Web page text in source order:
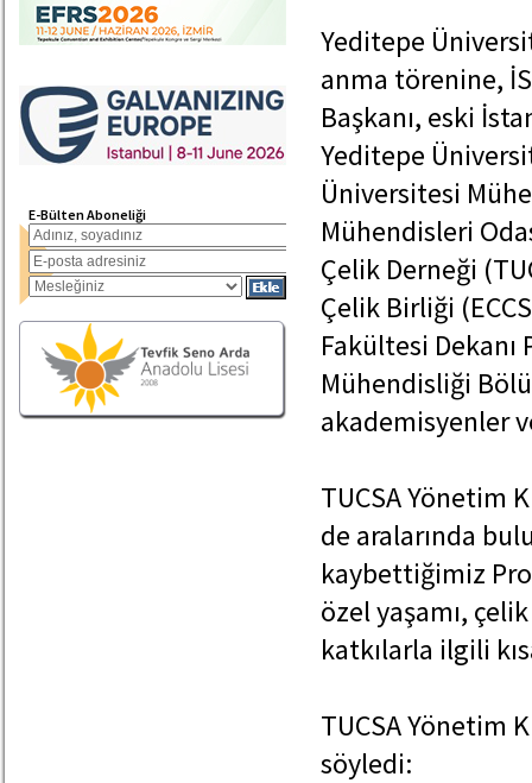
E-Bülten Aboneliği
Yeditepe
anma törenine,
Başkanı, eski
Yeditepe
Üniversitesi
Mühendisleri
Çelik Derneği
Çelik Birliği
Fakültesi
Mühendisliği
akademisyenler
TUCSA Yönetim
de aralarında
kaybettiğimiz
özel yaşamı,
katkılarla ilgili
TUCSA Yönetim
söyledi: